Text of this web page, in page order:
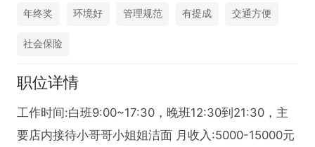
年终奖 环境好 管理规范 有提成 交通方便
社会保险
职位详情
工作时间:白班9:00~17:30，晚班12:30到21:30，主
要店内接待小哥哥小姐姐洁面 月收入:5000-15000元